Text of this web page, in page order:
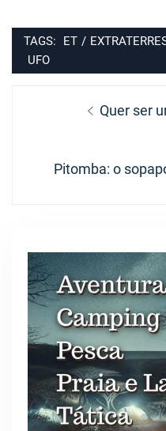
TAGS: ET /
UFO
NavegaçãoPrevious
Quer ser
Next
Pitomba: o